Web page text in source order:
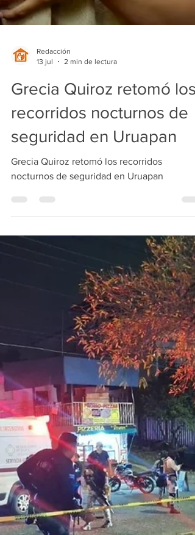
Redacción
Grecia Quiroz retomó los
recorridos nocturnos de
seguridad en Uruapan
Grecia Quiroz retomó los recorridos
nocturnos de seguridad en Uruapan